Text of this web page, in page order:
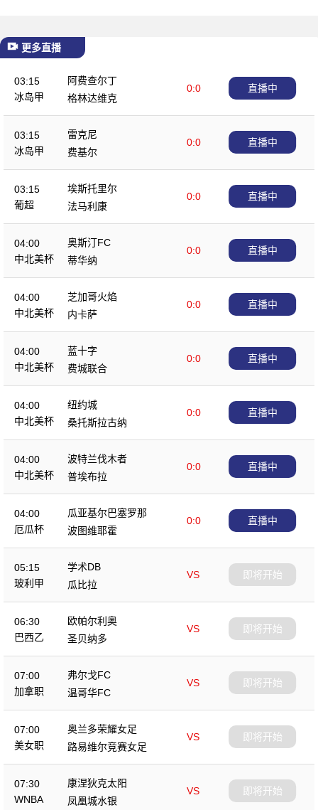
更多直播
03:15
冰岛甲
阿费查尔丁
0:0
格林达维克
直播中
03:15
冰岛甲
雷克尼
0:0
费基尔
直播中
03:15
葡超
埃斯托里尔
0:0
法马利康
直播中
04:00
中北美杯
奥斯汀FC
0:0
蒂华纳
直播中
04:00
中北美杯
芝加哥火焰
0:0
内卡萨
直播中
04:00
中北美杯
蓝十字
0:0
费城联合
直播中
04:00
中北美杯
纽约城
0:0
桑托斯拉古纳
直播中
04:00
中北美杯
波特兰伐木者
0:0
普埃布拉
直播中
04:00
厄瓜杯
瓜亚基尔巴塞罗那
0:0
波图维耶霍
直播中
05:15
玻利甲
学术DB
VS
瓜比拉
即将开始
06:30
巴西乙
欧帕尔利奥
VS
圣贝纳多
即将开始
07:00
加拿职
弗尔戈FC
VS
温哥华FC
即将开始
07:00
美女职
奥兰多荣耀女足
VS
路易维尔竞赛女足
即将开始
07:30
WNBA
康涅狄克太阳
VS
凤凰城水银
即将开始